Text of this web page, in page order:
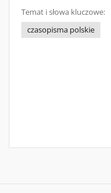
Temat i słowa kluczowe:
czasopisma polskie